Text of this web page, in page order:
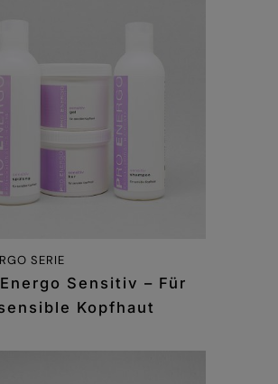
SERIE
Sensitiv – Für
Kopfhaut